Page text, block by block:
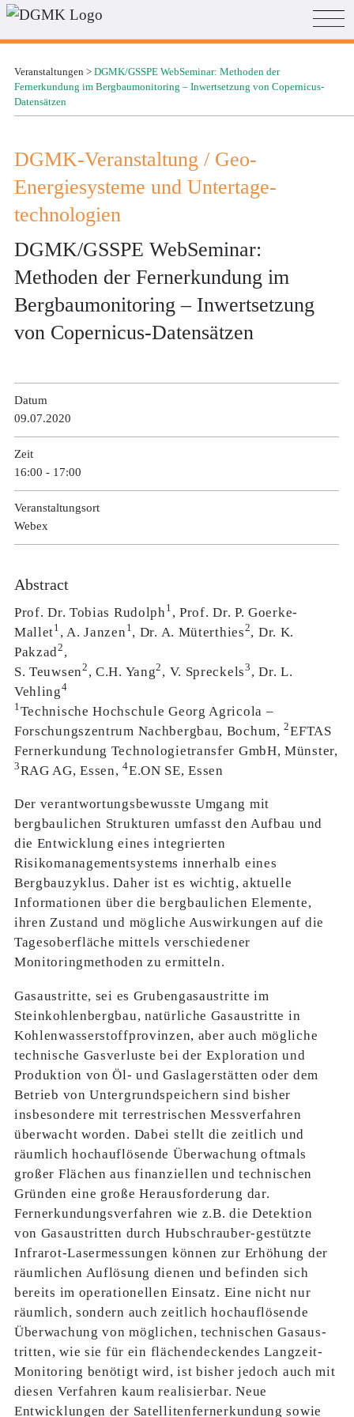
Veranstaltungen > DGMK/GSSPE WebSeminar: Methoden der
Fernerkundung im Bergbaumonitoring – Inwertsetzung von Copernicus-
Datensätzen
DGMK-Veranstaltung / Geo-
Energiesysteme und Untertage­
technologien
DGMK/GSSPE WebSeminar:
Methoden der Fernerkundung im
Bergbaumonitoring – Inwertsetzung
von Copernicus-Datensätzen
Datum
09.07.­2020
Zeit
16:00 - 17:00
Veranstaltungsort
Webex
Abstract
Prof. Dr. Tobias Rudolph 1 , Prof. Dr. P. Goerke-
Mallet1 , A. Janzen 1, Dr. A. Müterthies2, Dr. K.
Pakzad2 ,
S. Teuwsen2 , C.H. Yang2 , V. Spreckels3 , Dr. L.
Vehling4
1Technische Hochschule Georg Agricola –
Forschungszentrum Nachbergbau, Bochum,2EFTAS
Fernerkundung Technologietransfer GmbH, Münster,
3RAG AG, Essen,4E.ON SE, Essen
Der verantwortungsbewusste Umgang mit
bergbaulichen Strukturen umfasst den Aufbau und
die Entwicklung eines integrierten
Risikomanagementsystems innerhalb eines
Bergbauzyklus. Daher ist es wichtig, aktuelle
Informationen über die bergbaulichen Elemente,
ihren Zustand und mögliche Auswirkungen auf die
Tagesoberfläche mittels verschiedener
Monitoringmethoden zu ermitteln.
Gasaustritte, sei es Grubengasaustritte im
Steinkohlenbergbau, natürliche Gasaustritte in
Kohlenwasserstoffprovinzen, aber auch mögliche
technische Gasverluste bei der Exploration und
Produktion von Öl- und Gaslagerstätten oder dem
Betrieb von Untergrundspeichern sind bisher
insbesondere mit terrestrischen Messverfahren
überwacht worden. Dabei stellt die zeitlich und
räumlich hochauflösende Überwachung oftmals
großer Flächen aus finanziellen und technischen
Gründen eine große Herausforderung dar.
Fernerkundungsverfahren wie z.B. die Detektion
von Gasaustritten durch Hubschrauber-gestützte
Infrarot-Lasermessungen können zur Erhöhung der
räumlichen Auflösung dienen und befinden sich
bereits im operationellen Einsatz. Eine nicht nur
räumlich, sondern auch zeitlich hochauflösende
Überwachung von möglichen, technischen Gasaus-
tritten, wie sie für ein flächendeckendes Langzeit-
Monitoring benötigt wird, ist bisher jedoch auch mit
diesen Verfahren kaum realisierbar. Neue
Entwicklungen der Satellitenfernerkundung sowie